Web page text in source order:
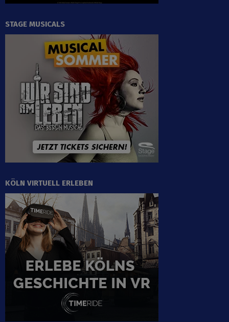
STAGE MUSICALS
KÖLN VIRTUELL ERLEBEN